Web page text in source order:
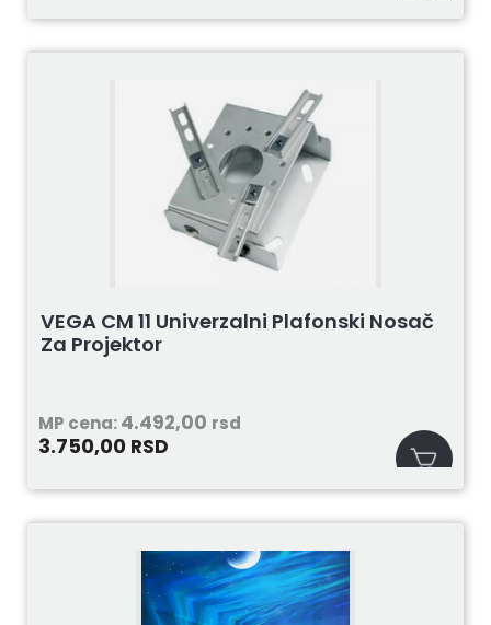
VEGA CM 11 Univerzalni Plafonski Nosač
Za Projektor
MP cena:4.492,00 rsd
3.750,00 RSD